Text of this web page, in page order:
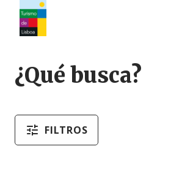
¿Qué busca?
FILTROS